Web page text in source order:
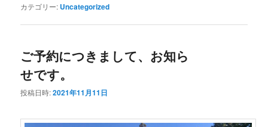
カテゴリー: Uncategorized
ご予約につきまして、お知ら
せです。
投稿日時:2021年11月11日